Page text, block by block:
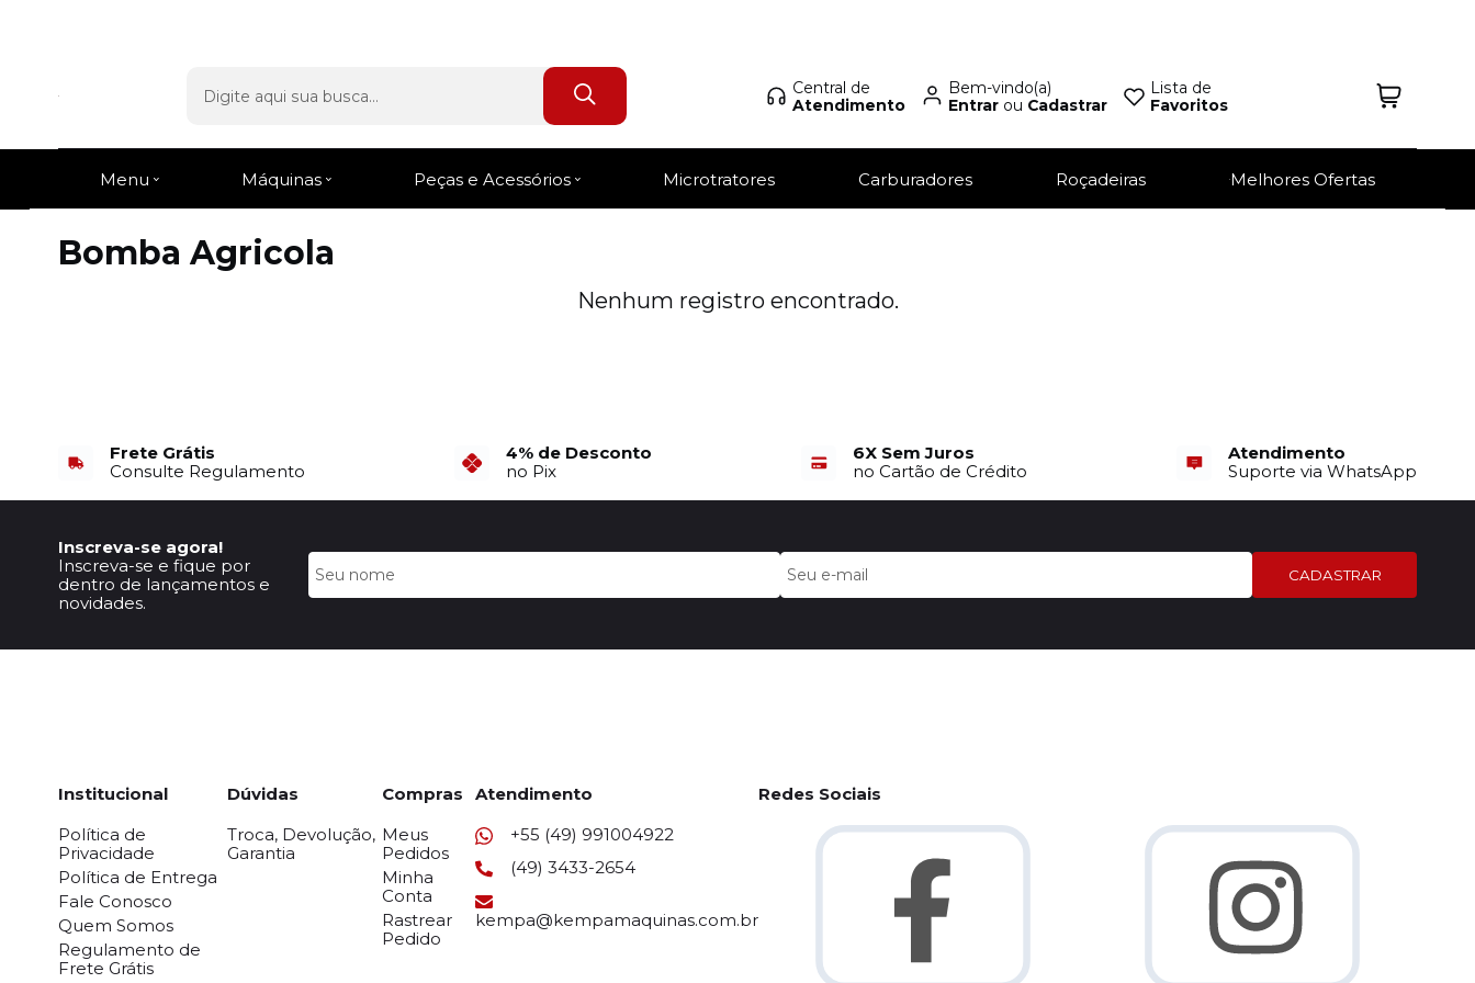
Central de
Atendimento
Bem-vindo(a)
Entrarou Cadastrar
Lista de
Favoritos
Menu Máquinas Peças e Acessórios Microtratores Carburadores Roçadeiras Melhores Ofertas
Bomba Agricola
Nenhum registro encontrado.
Frete Grátis
Consulte Regulamento
4% de Desconto
no Pix
6X Sem Juros
no Cartão de Crédito
Atendimento
Suporte via WhatsApp
Inscreva-se agora!
Inscreva-se e fique por
dentro de lançamentos e
novidades.
CADASTRAR
Institucional
Política de
Privacidade
Política de Entrega
Fale Conosco
Quem Somos
Regulamento de
Frete Grátis
Dúvidas
Troca, Devolução,
Garantia
Compras
Meus
Pedidos
Minha
Conta
Rastrear
Pedido
Atendimento
+55 (49) 991004922
(49) 3433-2654
kempa@kempamaquinas.com.br
Redes Sociais